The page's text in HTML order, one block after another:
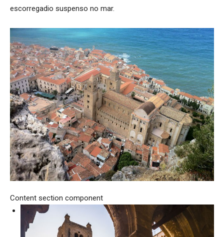
escorregadio suspenso no mar.
Content section component